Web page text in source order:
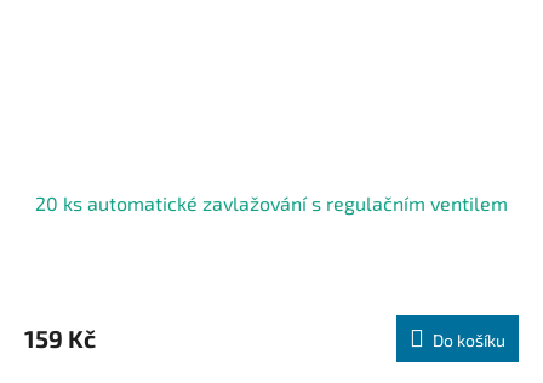
20 ks automatické zavlažování s regulačním ventilem
produktu
je
159 Kč Do košíku